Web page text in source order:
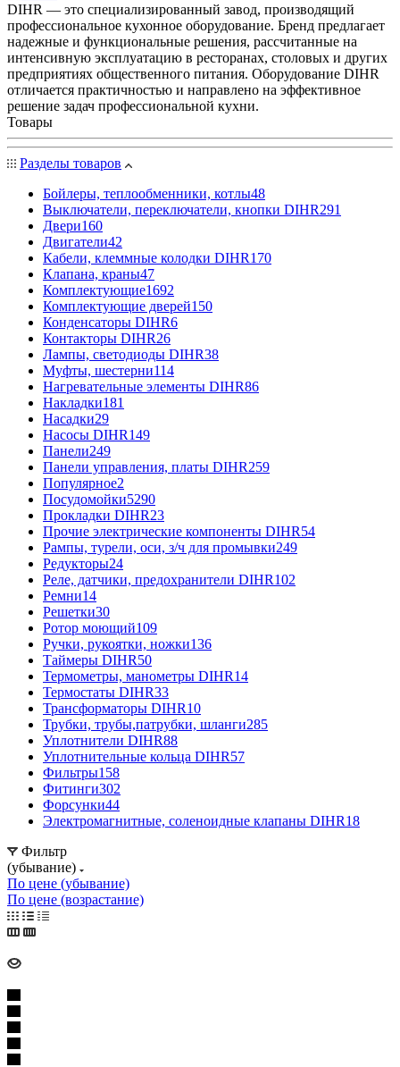
DIHR — это специализированный завод, производящий
профессиональное кухонное оборудование. Бренд предлагает
надежные и функциональные решения, рассчитанные на
интенсивную эксплуатацию в ресторанах, столовых и других
предприятиях общественного питания. Оборудование DIHR
отличается практичностью и направлено на эффективное
решение задач профессиональной кухни.
Товары
Разделы товаров
Бойлеры, теплообменники, котлы48
Выключатели, переключатели, кнопки DIHR291
Двери160
Двигатели42
Кабели, клеммные колодки DIHR170
Клапана, краны47
Комплектующие1692
Комплектующие дверей150
Конденсаторы DIHR6
Контакторы DIHR26
Лампы, светодиоды DIHR38
Муфты, шестерни114
Нагревательные элементы DIHR86
Накладки181
Насадки29
Насосы DIHR149
Панели249
Панели управления, платы DIHR259
Популярное2
Посудомойки5290
Прокладки DIHR23
Прочие электрические компоненты DIHR54
Рампы, турели, оси, з/ч для промывки249
Редукторы24
Реле, датчики, предохранители DIHR102
Ремни14
Решетки30
Ротор моющий109
Ручки, рукоятки, ножки136
Таймеры DIHR50
Термометры, манометры DIHR14
Термостаты DIHR33
Трансформаторы DIHR10
Трубки, трубы,патрубки, шланги285
Уплотнители DIHR88
Уплотнительные кольца DIHR57
Фильтры158
Фитинги302
Форсунки44
Электромагнитные, соленоидные клапаны DIHR18
Фильтр
(убывание)
По цене (убывание)
По цене (возрастание)